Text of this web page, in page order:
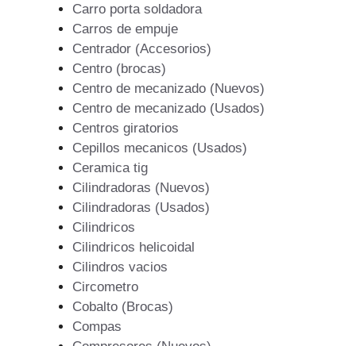
Carro porta soldadora
Carros de empuje
Centrador (Accesorios)
Centro (brocas)
Centro de mecanizado (Nuevos)
Centro de mecanizado (Usados)
Centros giratorios
Cepillos mecanicos (Usados)
Ceramica tig
Cilindradoras (Nuevos)
Cilindradoras (Usados)
Cilindricos
Cilindricos helicoidal
Cilindros vacios
Circometro
Cobalto (Brocas)
Compas